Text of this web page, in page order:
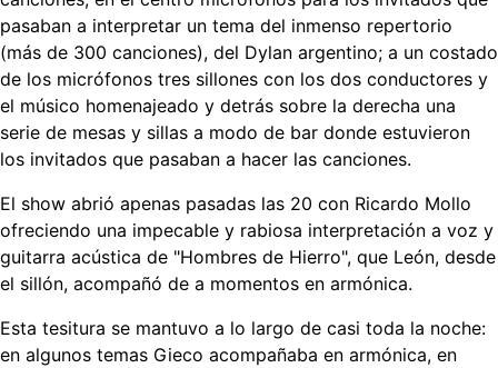
pasaban a interpretar un tema del inmenso repertorio
(más de 300 canciones), del Dylan argentino; a un costado
de los micrófonos tres sillones con los dos conductores y
el músico homenajeado y detrás sobre la derecha una
serie de mesas y sillas a modo de bar donde estuvieron
los invitados que pasaban a hacer las canciones.
El show abrió apenas pasadas las 20 con Ricardo Mollo
ofreciendo una impecable y rabiosa interpretación a voz y
guitarra acústica de "Hombres de Hierro", que León, desde
el sillón, acompañó de a momentos en armónica.
Esta tesitura se mantuvo a lo largo de casi toda la noche:
en algunos temas Gieco acompañaba en armónica, en